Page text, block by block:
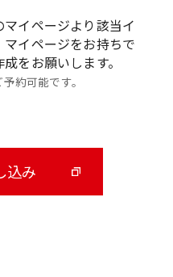
イページより該当イ
イページをお持ちで
をお願いします。
約可能です。
込み